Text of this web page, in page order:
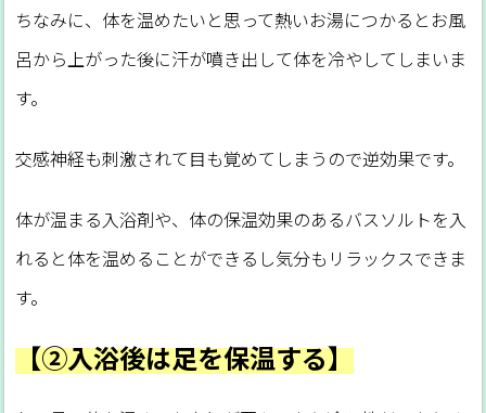
ちなみに、体を温めたいと思って熱いお湯につかるとお風
呂から上がった後に汗が噴き出して体を冷やしてしまいま
す。
交感神経も刺激されて目も覚めてしまうので逆効果です。
体が温まる入浴剤や、体の保温効果のあるバスソルトを入
れると体を温めることができるし気分もリラックスできま
す。
【②入浴後は足を保温する】